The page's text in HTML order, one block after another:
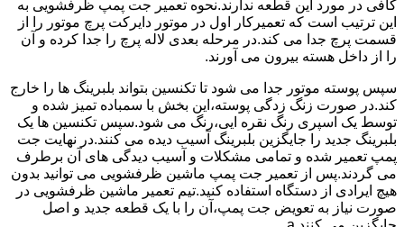
کافی در مورد این قطعه ندارند.نحوه تعمیر جت پمپ ظرفشویی به
این ترتیب است که تعمیرکار اول در موتور دایرکت پرچ موتور را از
قسمت پرچ جدا می کند.در مرحله بعدی لاله پرچ را جدا کرده و آن
را از داخل هسته بیرون می آورند.
سپس پوسته موتور جدا می شود تا تکنسین بتواند بلبرینگ ها را خارج
کند.در صورت زنگ زدگی پوسته،این بخش با سمباده تمیز شده و
توسط یک اسپری رنگ نقره ایی،رنگ می شود.سپس تکنسین ها یک
بلبرینگ جدید را جایگزین بلبرینگ آسیب دیده می کنند.در نهایت جت
پمپ تعمیر شده و تمامی مشکلات و آسیب دیدگی های آن برطرف
می گردند.پس از تعمیر جت پمپ ماشین ظرفشویی می توانید بدون
هیچ ایرادی از دستگاه استفاده کنید.تیم تعمیر ماشین ظرفشویی در
صورت نیاز به تعویض جت پمپ،آن را با یک قطعه جدید و اصل